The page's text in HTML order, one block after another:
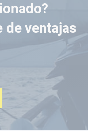
de ventajas